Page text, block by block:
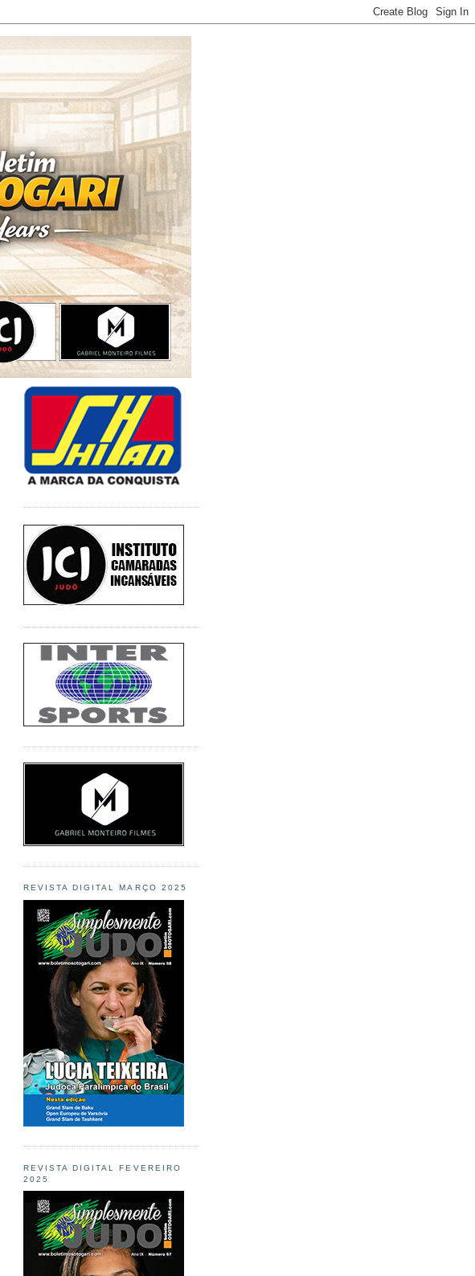
REVISTA DIGITAL MARÇO 2025
REVISTA DIGITAL FEVEREIRO
2025